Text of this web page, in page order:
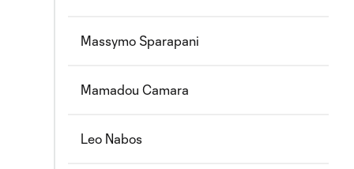
Massymo Sparapani
Mamadou Camara
Leo Nabos